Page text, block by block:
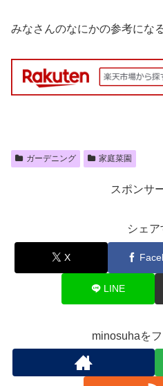
みなさんのなにかの参考にな
ガーデニング 家庭菜園
スポンサ
シェア
X
LINE
minosuhaを